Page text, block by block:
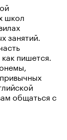
школ
занятий.
пишется.
общаться с